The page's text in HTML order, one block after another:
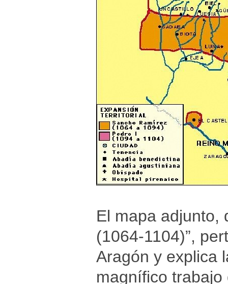
El mapa adjunto,
(1064-1104)”,
Aragón y explica
magnífico